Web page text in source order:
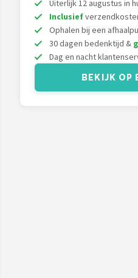
Uiterlijk 12 augustus in
Inclusief
Ophalen bij een
30 dagen bedenktijd &
Dag en nacht
BEKIJK OP